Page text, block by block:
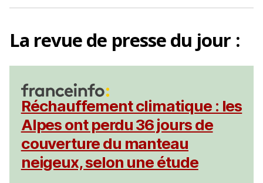
La revue de pressedu jour :
Réchauffement climatique : les
Alpes ont perdu 36 jours de
couverture du manteau
neigeux, selon une étude